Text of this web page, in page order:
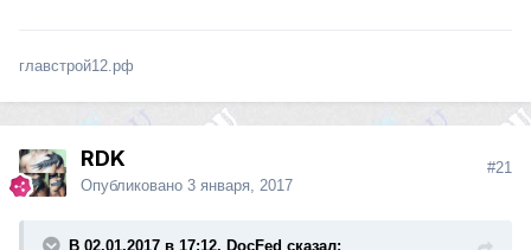
главстрой12.рф
RDK
Опубликовано 3 января, 2017
#21
В 02.01.2017 в 17:12, DocFed сказал: